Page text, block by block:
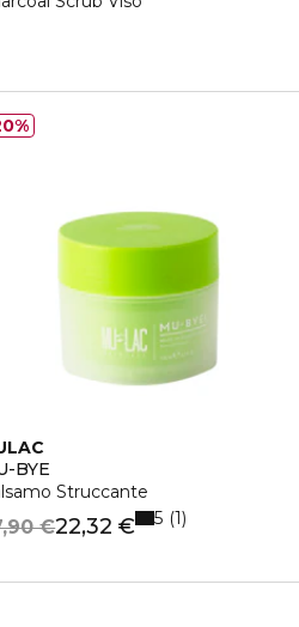
BYE
Struccante
22,32 €
€ 5 1